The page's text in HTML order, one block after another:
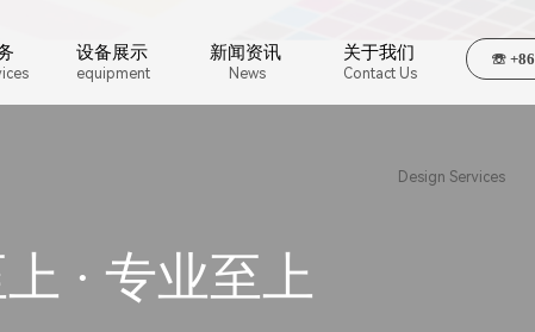
· 专业至上
☏ +86
设备展示 新闻资讯 关于我们
equipment News Contact Us
Design Services